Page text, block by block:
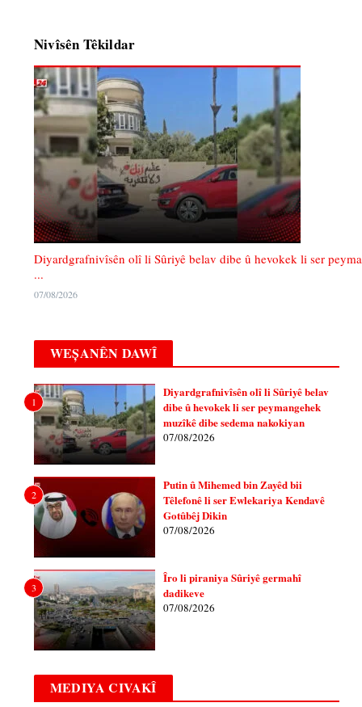
Nivîsên Têkildar
Diyardgrafnivîsên olî li Sûriyê belav dibe û hevokek li ser peyma
...
07/08/2026
WEȘANÊN DAWÎ
1
Diyardgrafnivîsên olî li Sûriyê belav
dibe û hevokek li ser peymangehek
muzîkê dibe sedema nakokiyan
07/08/2026
2
Putin û Mihemed bin Zayêd bii
Têlefonê li ser Ewlekariya Kendavê
Gotûbêj Dikin
07/08/2026
3
Îro li piraniya Sûriyê germahî
dadikeve
07/08/2026
MEDIYA CIVAKÎ